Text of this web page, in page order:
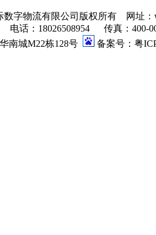
字物流有限公司版权所有 网址：
电话：18026508954 传真：400-
南城M22栋128号
备案号：粤